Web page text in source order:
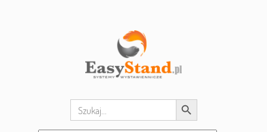
Search
for:
Search Button